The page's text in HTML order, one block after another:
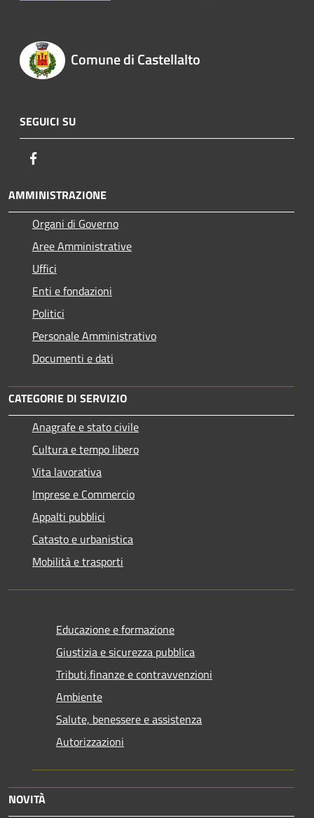
Comune di Castellalto
SEGUICI SU
AMMINISTRAZIONE
Organi di Governo
Aree Amministrative
Uffici
Enti e fondazioni
Politici
Personale Amministrativo
Documenti e dati
CATEGORIE DI SERVIZIO
Anagrafe e stato civile
Cultura e tempo libero
Vita lavorativa
Imprese e Commercio
Appalti pubblici
Catasto e urbanistica
Mobilità e trasporti
Educazione e formazione
Giustizia e sicurezza pubblica
Tributi,finanze e contravvenzioni
Ambiente
Salute, benessere e assistenza
Autorizzazioni
NOVITÀ